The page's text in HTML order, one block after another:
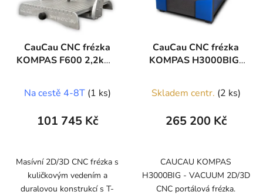
CauCau CNC frézka
KOMPAS F600 2,2kW-
(400x600x150mm)
Na cestě 4-8T (1 ks)
101 745 Kč
Masívní 2D/3D CNC frézka s
kuličkovým vedením a
duralovou konstrukcí s T-
CauCau CNC frézka
KOMPAS H3000BIG-
Skladem centr. (2 ks)
265 200 Kč
CAUCAU KOMPAS
H3000BIG - VACUUM 2D/3D
CNC portálová frézka.